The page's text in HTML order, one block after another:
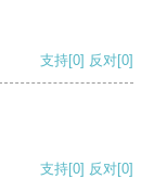
支持[0] 反对[0]
支持[0] 反对[0]